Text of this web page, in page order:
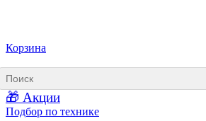
Корзина
🎁 Акции
Подбор по технике